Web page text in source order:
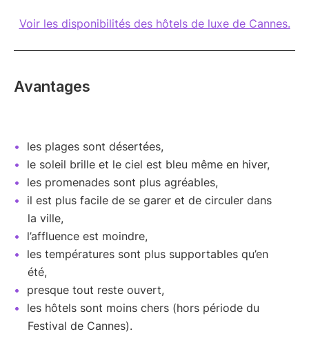
Voir les disponibilités des hôtels de luxe de Cannes.
Avantages
les plages sont désertées,
le soleil brille et le ciel est bleu même en hiver,
les promenades sont plus agréables,
il est plus facile de se garer et de circuler dans
la ville,
l’affluence est moindre,
les températures sont plus supportables qu’en
été,
presque tout reste ouvert,
les hôtels sont moins chers (hors période du
Festival de Cannes).